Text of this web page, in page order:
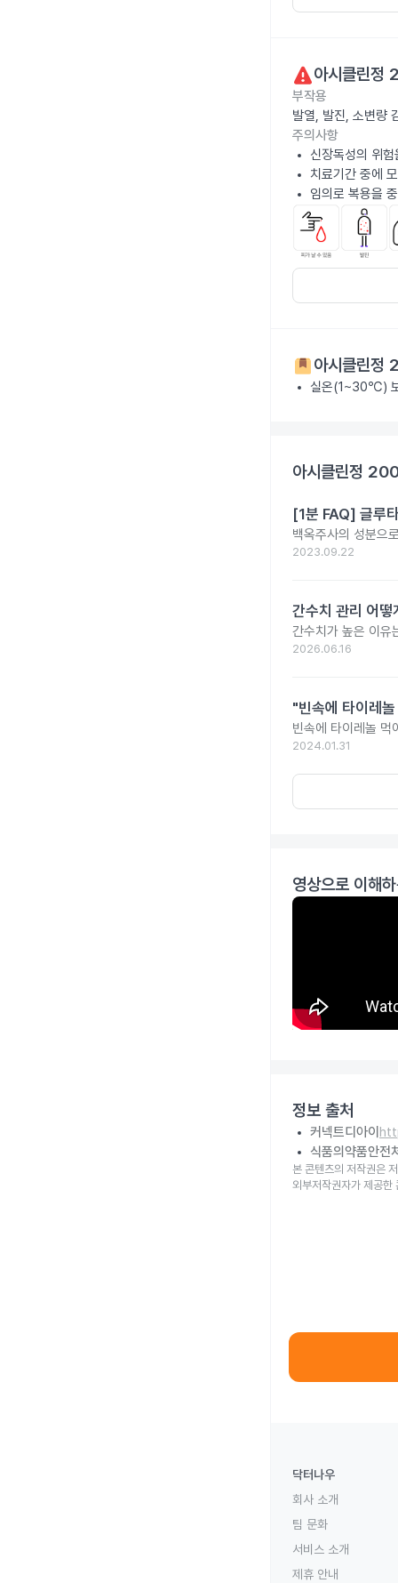
아시클린
부작용
발열, 발진, 소변량
주의사항
신장독성의 위
치료기간 중에
임의로 복용을
아시클린
실온(1~30℃)
아시클린정
[1분 FAQ] 글루
백옥주사의 성분으
2023.09.22
간수치 관리 어
간수치가 높은 이유
2026.06.16
"빈속에 타이레
빈속에 타이레놀 먹
2024.01.31
영상으로 이해
정보 출처
커넥트디아이
식품의약품안전
본 콘텐츠의 저작권은
외부저작권자가 제공한
닥터나우
회사 소개
팀 문화
서비스 소개
제휴 안내